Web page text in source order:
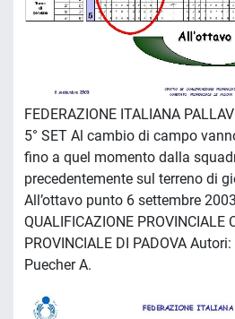
FEDERAZIONE ITALIANA
5° SET Al cambio di campo
fino a quel momento dalla
precedentemente sul terreno di
All’ottavo punto 6 settembre 2003
QUALIFICAZIONE PROVINCIALE
PROVINCIALE DI PADOVA
Puecher A.